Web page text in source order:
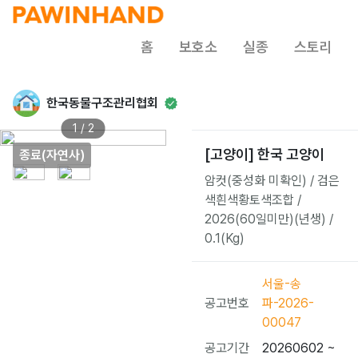
홈 보호소 실종 스토리
한국동물구조관리협회
종료(자연사)
1 / 2
[고양이] 한국 고양이
암컷(중성화 미확인) / 검은
색흰색황토색조합 /
2026(60일미만)(년생) /
0.1(Kg)
공고번호
서울-송
파-2026-
00047
공고기간
20260602 ~